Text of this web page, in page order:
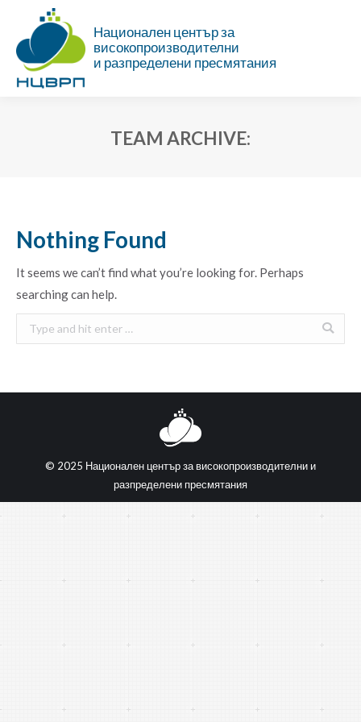
Национален център за
високопроизводителни
и разпределени пресмятания
TEAM ARCHIVE:
Nothing Found
It seems we can’t find what you’re looking for. Perhaps
searching can help.
Search:
© 2025 Национален център за високопроизводителни и
разпределени пресмятания